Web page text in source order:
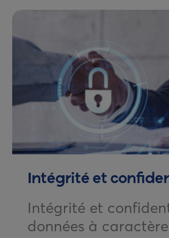
Intégrité et
Intégrité et
données à